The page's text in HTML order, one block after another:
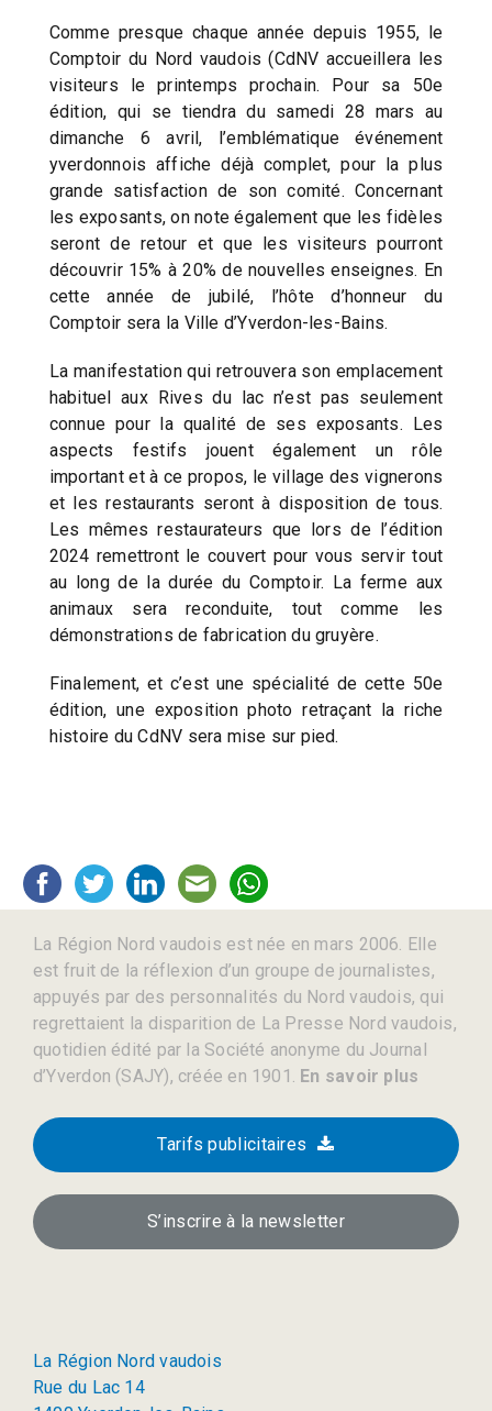
Comme presque chaque année depuis 1955, le
Comptoir du Nord vaudois (CdNV accueillera les
visiteurs le printemps prochain. Pour sa 50e
édition, qui se tiendra du samedi 28 mars au
dimanche 6 avril, l’emblématique événement
yverdonnois affiche déjà complet, pour la plus
grande satisfaction de son comité. Concernant
les exposants, on note également que les fidèles
seront de retour et que les visiteurs pourront
découvrir 15% à 20% de nouvelles enseignes. En
cette année de jubilé, l’hôte d’honneur du
Comptoir sera la Ville d’Yverdon-les-Bains.
La manifestation qui retrouvera son emplacement
habituel aux Rives du lac n’est pas seulement
connue pour la qualité de ses exposants. Les
aspects festifs jouent également un rôle
important et à ce propos, le village des vignerons
et les restaurants seront à disposition de tous.
Les mêmes restaurateurs que lors de l’édition
2024 remettront le couvert pour vous servir tout
au long de la durée du Comptoir. La ferme aux
animaux sera reconduite, tout comme les
démonstrations de fabrication du gruyère.
Finalement, et c’est une spécialité de cette 50e
édition, une exposition photo retraçant la riche
histoire du CdNV sera mise sur pied.
La Région Nord vaudois est née en mars 2006. Elle
est fruit de la réflexion d’un groupe de journalistes,
appuyés par des personnalités du Nord vaudois, qui
regrettaient la disparition de La Presse Nord vaudois,
quotidien édité par la Société anonyme du Journal
d’Yverdon (SAJY), créée en 1901. En savoir plus
Tarifs publicitaires
S’inscrire à la newsletter
La Région Nord vaudois
Rue du Lac 14